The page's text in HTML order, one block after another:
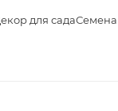
для садаСемена